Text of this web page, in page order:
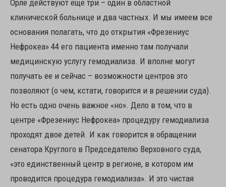
Орле действуют еще три – один в областной
клинической больнице и два частных. И мы имеем все
основания полагать, что до открытия «Фрезениус
Нефрокеа» 44 его пациента именно там получали
медицинскую услугу гемодиализа. И вполне могут
получать ее и сейчас – возможности центров это
позволяют (о чем, кстати, говорится и в решении суда).
Но есть одно очень важное «но». Дело в том, что в
центре «Фрезениус Нефрокеа» процедуру гемодиализа
проходят двое детей. И как говорится в обращении
сенатора Круглого в Председателю Верховного суда,
«это единственный центр в регионе, в котором им
проводится процедура гемодиализа». И это чистая